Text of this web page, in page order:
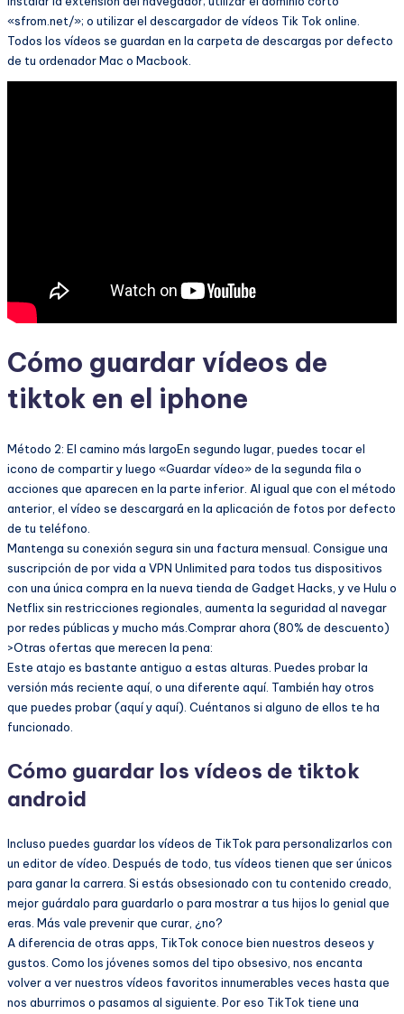
«sfrom.net/»; o utilizar el descargador de vídeos Tik Tok online.
Todos los vídeos se guardan en la carpeta de descargas por defecto
de tu ordenador Mac o Macbook.
Cómo guardar vídeos de
tiktok en el iphone
Método 2: El camino más largoEn segundo lugar, puedes tocar el
icono de compartir y luego «Guardar vídeo» de la segunda fila o
acciones que aparecen en la parte inferior. Al igual que con el método
anterior, el vídeo se descargará en la aplicación de fotos por defecto
de tu teléfono.
Mantenga su conexión segura sin una factura mensual. Consigue una
suscripción de por vida a VPN Unlimited para todos tus dispositivos
con una única compra en la nueva tienda de Gadget Hacks, y ve Hulu o
Netflix sin restricciones regionales, aumenta la seguridad al navegar
por redes públicas y mucho más.Comprar ahora (80% de descuento)
>Otras ofertas que merecen la pena:
Este atajo es bastante antiguo a estas alturas. Puedes probar la
versión más reciente aquí, o una diferente aquí. También hay otros
que puedes probar (aquí y aquí). Cuéntanos si alguno de ellos te ha
funcionado.
Cómo guardar los vídeos de tiktok
android
Incluso puedes guardar los vídeos de TikTok para personalizarlos con
un editor de vídeo. Después de todo, tus vídeos tienen que ser únicos
para ganar la carrera. Si estás obsesionado con tu contenido creado,
mejor guárdalo para guardarlo o para mostrar a tus hijos lo genial que
eras. Más vale prevenir que curar, ¿no?
A diferencia de otras apps, TikTok conoce bien nuestros deseos y
gustos. Como los jóvenes somos del tipo obsesivo, nos encanta
volver a ver nuestros vídeos favoritos innumerables veces hasta que
nos aburrimos o pasamos al siguiente. Por eso TikTok tiene una